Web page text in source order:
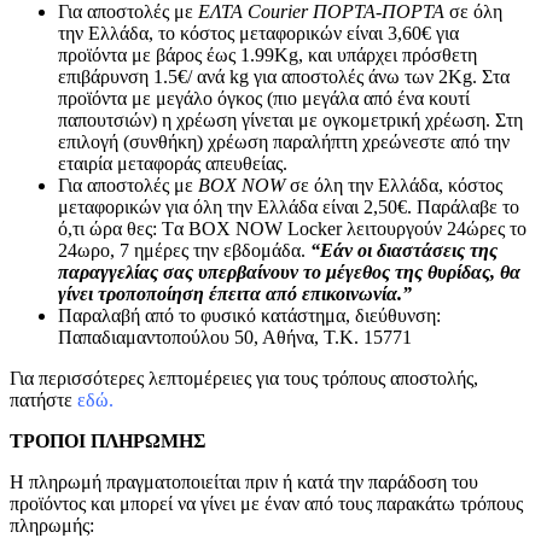
Για αποστολές με ΕΛΤΑ Courier ΠΟΡΤΑ-ΠΟΡΤΑ σε όλη
την Ελλάδα, το κόστος μεταφορικών είναι 3,60€ για
προϊόντα με βάρος έως 1.99Kg, και υπάρχει πρόσθετη
επιβάρυνση 1.5€/ ανά kg για αποστολές άνω των 2Κg. Στα
προϊόντα με μεγάλο όγκος (πιο μεγάλα από ένα κουτί
παπουτσιών) η χρέωση γίνεται με ογκομετρική χρέωση. Στη
επιλογή (συνθήκη) χρέωση παραλήπτη χρεώνεστε από την
εταιρία μεταφοράς απευθείας.
Για αποστολές με BOX NOWσε όλη την Ελλάδα, κόστος
μεταφορικών για όλη την Ελλάδα είναι 2,50€. Παράλαβε το
ό,τι ώρα θες: Tα ΒΟΧ ΝΟW Locker λειτουργούν 24ώρες το
24ωρο, 7 ημέρες την εβδομάδα. “Εάν οι διαστάσεις της
παραγγελίας σας υπερβαίνουν το μέγεθος της θυρίδας, θα
γίνει τροποποίηση έπειτα από επικοινωνία.”
Παραλαβή από το φυσικό κατάστημα, διεύθυνση:
Παπαδιαμαντοπούλου 50, Αθήνα, Τ.Κ. 15771
Για περισσότερες λεπτομέρειες για τους τρόπους αποστολής,
πατήστε εδώ.
ΤΡΟΠΟΙ ΠΛΗΡΩΜΗΣ
Η πληρωμή πραγματοποιείται πριν ή κατά την παράδοση του
προϊόντος και μπορεί να γίνει με έναν από τους παρακάτω τρόπους
πληρωμής: